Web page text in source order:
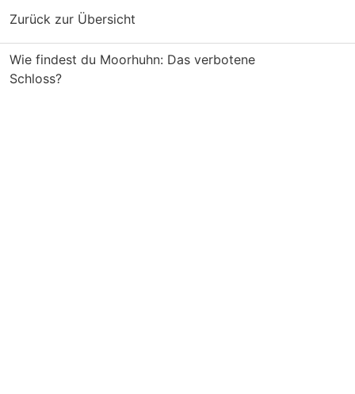
Zurück zur Übersicht
Wie findest du Moorhuhn: Das verbotene
Schloss?